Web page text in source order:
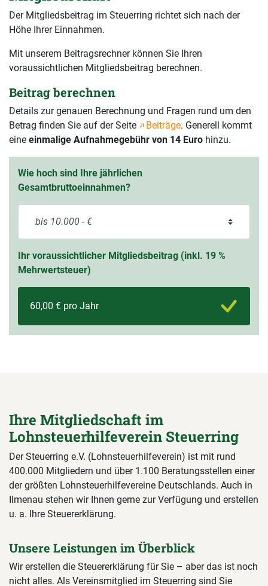
Der Mitgliedsbeitrag im Steuerring richtet sich nach der
Höhe Ihrer Einnahmen.
Mit unserem Beitragsrechner können Sie Ihren
voraussichtlichen Mitgliedsbeitrag berechnen.
Beitrag berechnen
Details zur genauen Berechnung und Fragen rund um den
Betrag finden Sie auf der Seite
Beiträge. Generell kommt
eine einmalige Aufnahmegebühr von 14 Euro hinzu.
Wie hoch sind Ihre jährlichen
Gesamtbruttoeinnahmen?
Ihr voraussichtlicher Mitgliedsbeitrag (inkl. 19 %
Mehrwertsteuer)
60,00 € pro Jahr
Ihre Mitgliedschaft im
Lohnsteuerhilfeverein Steuerring
Der Steuerring e.V. (Lohnsteuerhilfeverein) ist mit rund
400.000 Mitgliedern und über 1.100 Beratungsstellen einer
der größten Lohnsteuerhilfevereine Deutschlands. Auch in
Ilmenau stehen wir Ihnen gerne zur Verfügung und erstellen
u. a. Ihre Steuererklärung.
Unsere Leistungen im Überblick
Wir erstellen die Steuererklärung für Sie – aber das ist noch
nicht alles. Als Vereinsmitglied im Steuerring sind Sie